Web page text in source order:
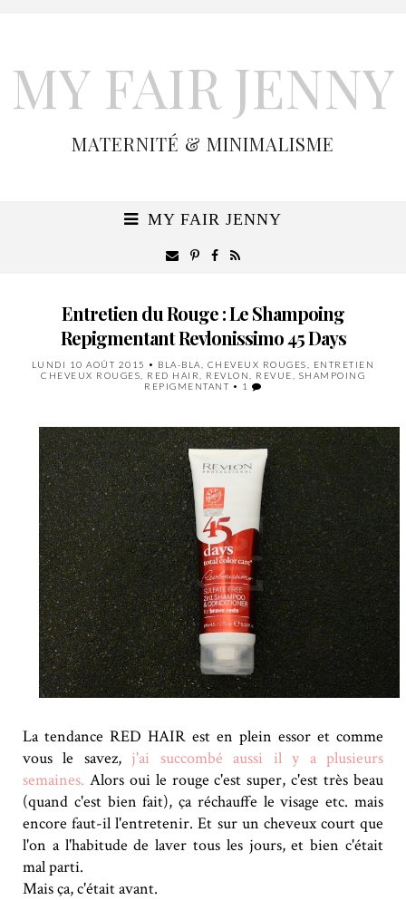
MY FAIR JENNY
MATERNITÉ & MINIMALISME
MY FAIR JENNY
Entretien du Rouge : Le Shampoing
Repigmentant Revlonissimo 45 Days
LUNDI 10 AOÛT 2015 • BLA-BLA CHEVEUX ROUGES
ENTRETIEN
CHEVEUX ROUGES
RED HAIR REVLON REVUE
SHAMPOING
REPIGMENTANT • 1
La tendance RED HAIR est en plein essor et comme
vous le savez, j'ai succombé aussi il y a plusieurs
semaines. Alors oui le rouge c'est super, c'est très beau
(quand c'est bien fait), ça réchauffe le visage etc. mais
encore faut-il l'entretenir. Et sur un cheveux court que
l'on a l'habitude de laver tous les jours, et bien c'était
mal parti.
Mais ça, c'était avant.